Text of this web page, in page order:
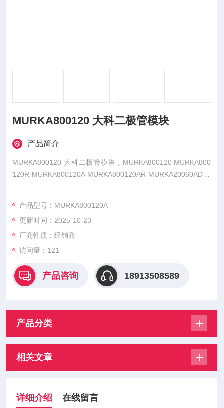
MURKA800120 大科二极管模块
产品简介
MURKA800120 大科二极管模块，MURKA800120 MURKA800
120R MURKA800120A MURKA800120AR MURKA20060AD M
URKA20060ADR MURKA20060D
电力电子领域应用广泛。
产品型号：MURKA800120A
更新时间：2025-10-23
厂商性质：经销商
访问量：121
产品咨询 18913508589
产品分类
相关文章
详细介绍 在线留言